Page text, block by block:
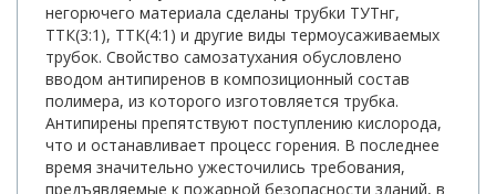
негорючего материала сделаны трубки ТУТнг,
ТТК(3:1), ТТК(4:1) и другие виды термоусаживаемых
трубок. Свойство самозатухания обусловлено
вводом антипиренов в композиционный состав
полимера, из которого изготовляется трубка.
Антипирены препятствуют поступлению кислорода,
что и останавливает процесс горения. В последнее
время значительно ужесточились требования,
предъявляемые к пожарной безопасности зданий, в